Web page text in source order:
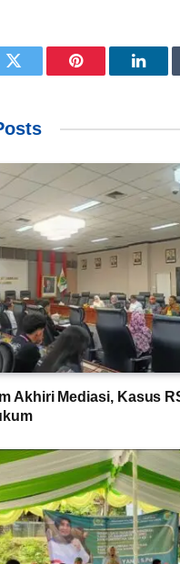
Twitter Pinterest
Akhiri Mediasi, Kasus